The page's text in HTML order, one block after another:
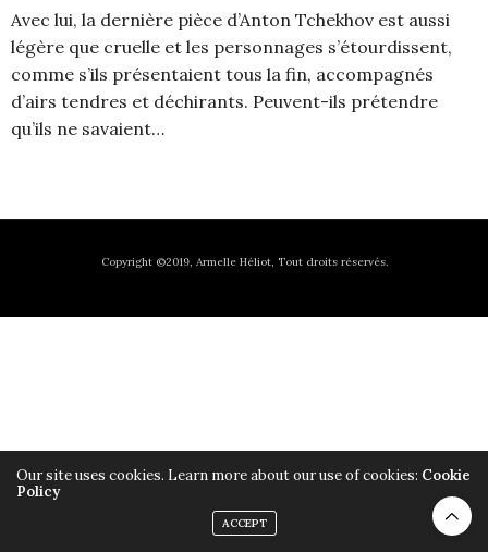
Avec lui, la dernière pièce d’Anton Tchekhov est aussi
légère que cruelle et les personnages s’étourdissent,
comme s’ils présentaient tous la fin, accompagnés
d’airs tendres et déchirants. Peuvent-ils prétendre
qu’ils ne savaient…
Copyright ©2019, Armelle Héliot, Tout droits réservés.
Our site uses cookies. Learn more about our use of cookies: Cookie
Policy
ACCEPT